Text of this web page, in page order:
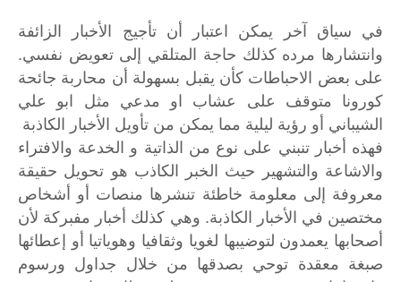
في سیاق آخر یمكن اعتبار أن تأجیج الأخبار الزائفة
وانتشارھا مرده كذلك حاجة المتلقي إلى تعویض نفسي.
على بعض الاحباطات كأن یقبل بسھولة أن محاربة جائحة
كورونا متوقف على عشاب او مدعي مثل ابو علي
الشیباني أو رؤیة لیلیة مما یمكن من تأویل الأخبار الكاذبة
فھذه أخبار تنبني على نوع من الذاتیة و الخدعة والافتراء
والاشاعة والتشھیر حیث الخبر الكاذب ھو تحویل حقیقة
معروفة إلى معلومة خاطئة تنشرھا منصات أو أشخاص
مختصین في الأخبار الكاذبة. وھي كذلك أخبار مفبركة لأن
أصحابھا یعمدون لتوضیبھا لغویا وثقافیا وھویاتیا أو إعطائھا
صبغة معقدة توحي بصدقھا من خلال جداول ورسوم